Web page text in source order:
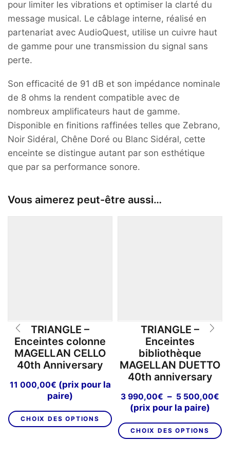
pour limiter les vibrations et optimiser la clarté du
message musical. Le câblage interne, réalisé en
partenariat avec AudioQuest, utilise un cuivre haut
de gamme pour une transmission du signal sans
perte.
Son efficacité de 91 dB et son impédance nominale
de 8 ohms la rendent compatible avec de
nombreux amplificateurs haut de gamme.
Disponible en finitions raffinées telles que Zebrano,
Noir Sidéral, Chêne Doré ou Blanc Sidéral, cette
enceinte se distingue autant par son esthétique
que par sa performance sonore.
Vous aimerez peut-être aussi…
TRIANGLE –
Enceintes colonne
MAGELLAN CELLO
40th Anniversary
11 000,00€ (prix pour la
paire)
CHOIX DES OPTIONS
produit
TRIANGLE –
Enceintes
bibliothèque
MAGELLAN DUETTO
40th anniversary
3 990,00€ – 5 500,00€
3
(prix pour la paire)
CHOIX DES OPTIONS